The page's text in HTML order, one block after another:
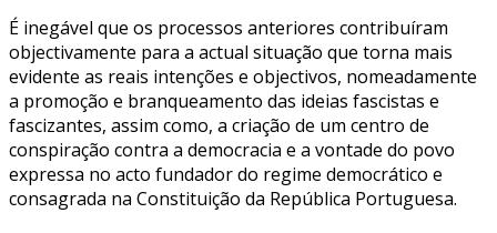
É inegável que os processos anteriores contribuíram
objectivamente para a actual situação que torna mais
evidente as reais intenções e objectivos, nomeadamente
a promoção e branqueamento das ideias fascistas e
fascizantes, assim como, a criação de um centro de
conspiração contra a democracia e a vontade do povo
expressa no acto fundador do regime democrático e
consagrada na Constituição da República Portuguesa.